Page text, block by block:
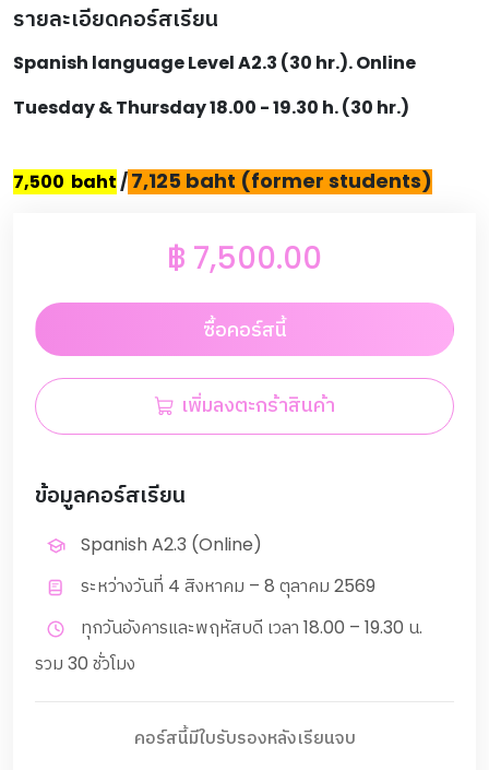
รายละเอียดคอร์สเรียน
Spanish language Level A2.3 (30 hr.). Online
Tuesday & Thursday18.00 - 19.30 h. (30 hr.)
7,500 baht/7,125 baht (former students)
฿ 7,500.00
ซื้อคอร์สนี้
เพิ่มลงตะกร้าสินค้า
ข้อมูลคอร์สเรียน
Spanish A2.3 (Online)
ระหว่างวันที่ 4 สิงหาคม – 8 ตุลาคม 2569
ทุกวันอังคารและพฤหัสบดี เวลา 18.00 – 19.30 น.
รวม 30 ชั่วโมง
คอร์สนี้มีใบรับรองหลังเรียนจบ